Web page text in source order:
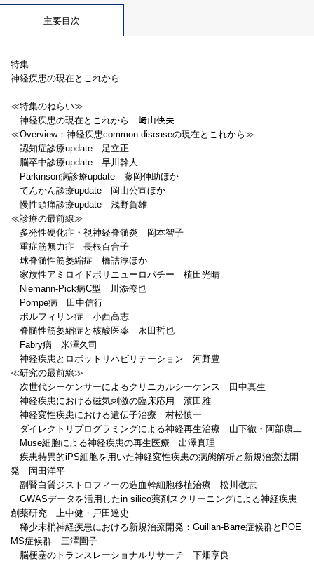
主要目次
特集
神経疾患の現在とこれから
≪特集のねらい≫
神経疾患の現在とこれから 﨑山快夫
≪Overview：神経疾患common diseaseの現在とこれから≫
認知症診療update 足立正
脳卒中診療update 早川幹人
Parkinson病診療update 藤岡伸助ほか
てんかん診療update 岡山公宣ほか
慢性頭痛診療update 浅野賀雄
≪診療の最前線≫
多発性硬化症・視神経脊髄炎 岡本智子
重症筋無力症 長根百合子
球脊髄性筋萎縮症 橋詰淳ほか
家族性アミロイドポリニューロパチー 植田光晴
Niemann-Pick病C型 川添僚也
Pompe病 田中信行
ポルフィリン症 小西高志
脊髄性筋萎縮症と核酸医薬 永田哲也
Fabry病 米澤久司
神経疾患とロボットリハビリテーション 河野豊
≪研究の最前線≫
次世代シーケンサーによるクリニカルシーケンス 田中真生
神経疾患における磁気刺激の臨床応用 濱田雅
神経変性疾患における遺伝子治療 村松慎一
ダイレクトリプログラミングによる神経再生治療 山下徹・阿部康二
Muse細胞による神経疾患の再生医療 出澤真理
疾患特異的iPS細胞を用いた神経変性疾患の病態解析と新規治療法開
発 岡田洋平
副腎白質ジストロフィーの造血幹細胞移植治療 松川敬志
GWASデータを活用したin silico薬剤スクリーニングによる神経疾患
創薬研究 上中健・戸田達史
稀少末梢神経疾患における新規治療開発：Guillan-Barre症候群とPOE
MS症候群 三澤園子
脳梗塞のトランスレーショナルリサーチ 下畑享良